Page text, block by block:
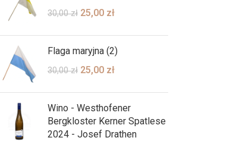
30,00zł 25,00 zł
Flaga maryjna (2)
30,00zł 25,00 zł
Wino - Westhofener
Bergkloster Kerner Spatlese
2024 - Josef Drathen